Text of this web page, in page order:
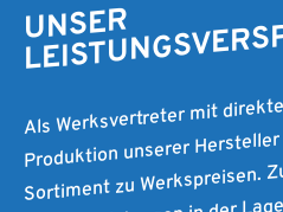
UNSER
Als Werksvertreter mit
Produktion unserer
Sortiment zu Werkspreisen.